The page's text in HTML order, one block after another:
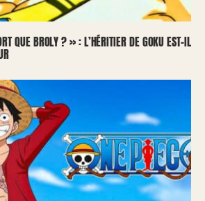
QUE BROLY ? » : L’HÉRITIER DE GOKU EST-IL